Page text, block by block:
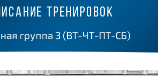
ТРЕНИРОВОК
группа 3 (ВТ-ЧТ-ПТ-СБ)